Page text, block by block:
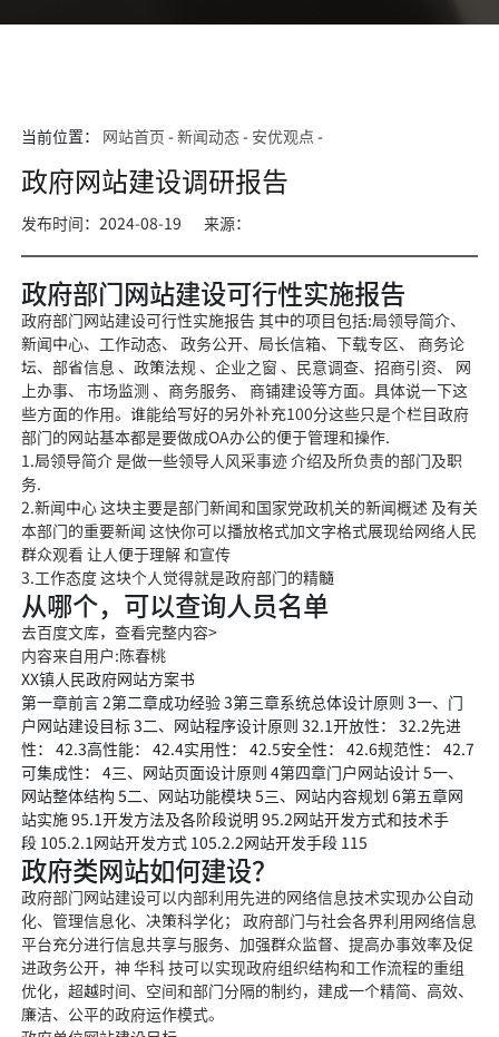
当前位置： 网站首页 -新闻动态- 安优观点 -
政府网站建设调研报告
发布时间：2024-08-19 来源：
政府部门网站建设可行性实施报告
政府部门网站建设可行性实施报告 其中的项目包括:局领导简介、
新闻中心、工作动态、 政务公开、局长信箱、下载专区、 商务论
坛、部省信息 、政策法规 、企业之窗 、民意调查、招商引资、 网
上办事、 市场监测 、商务服务、 商铺建设等方面。具体说一下这
些方面的作用。谁能给写好的另外补充100分这些只是个栏目政府
部门的网站基本都是要做成OA办公的便于管理和操作.
1.局领导简介 是做一些领导人风采事迹 介绍及所负责的部门及职
务.
2.新闻中心 这块主要是部门新闻和国家党政机关的新闻概述 及有关
本部门的重要新闻 这快你可以播放格式加文字格式展现给网络人民
群众观看 让人便于理解 和宣传
3.工作态度 这块个人觉得就是政府部门的精髓
从哪个，可以查询人员名单
去百度文库，查看完整内容>
内容来自用户:陈春桃
XX镇人民政府网站方案书
第一章前言 2第二章成功经验 3第三章系统总体设计原则 3一、门
户网站建设目标 3二、网站程序设计原则 32.1开放性： 32.2先进
性： 42.3高性能： 42.4实用性： 42.5安全性： 42.6规范性： 42.7
可集成性： 4三、网站页面设计原则 4第四章门户网站设计 5一、
网站整体结构 5二、网站功能模块 5三、网站内容规划 6第五章网
站实施 95.1开发方法及各阶段说明 95.2网站开发方式和技术手
段 105.2.1网站开发方式 105.2.2网站开发手段 115
政府类网站如何建设？
政府部门网站建设可以内部利用先进的网络信息技术实现办公自动
化、 管理信息化、决策科学化； 政府部门与社会各界利用网络信息
平台充分进行信息共享与服务、加强群众监督、提高办事效率及促
进政务公开，神 华科 技可以实现政府组织结构和工作流程的重组
优化，超越时间、空间和部门分隔的制约，建成一个精简、高效、
廉洁、公平的政府运作模式。